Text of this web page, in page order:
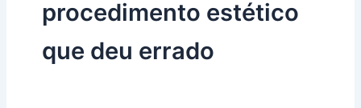
procedimento estético
que deu errado